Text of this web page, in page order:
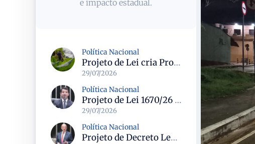
e impacto estadual.
Política Nacional
Projeto de Lei cria Programa Nacional para assentamentos periurbanos e semirrurais com foco na produção familiar
29/07/2026
Política Nacional
Projeto de Lei 1670/26 propõe limite de idade dos táxis em 15 anos e prevê linhas de crédito para renovação da frota
29/07/2026
Política Nacional
Projeto de Decreto Legislativo propõe suspender demarcações de terras indígenas em Santa Catarina e questiona conformidade legal